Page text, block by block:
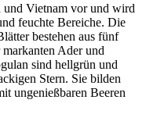
und Vietnam vor und wird
feuchte Bereiche. Die
bestehen aus fünf
Ader und
sind hellgrün und
Stern. Sie bilden
ungenießbaren Beeren